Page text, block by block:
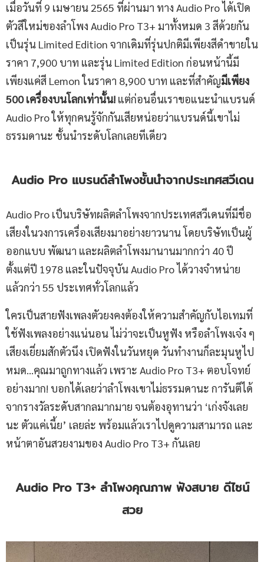
เมื่อวันที่ 9 เมษายน 2565 ที่ผ่านมา ทาง Audio Pro ได้เปิด
ตัวสีใหม่ของลำโพง Audio Pro T3+ มาทั้งหมด 3 สีด้วยกัน
เป็นรุ่น Limited Edition จากเดิมที่รุ่นปกติมีเพียงสีดำขายใน
ราคา 7,900 บาท และรุ่น Limited Edition ก่อนหน้านี้มี
เพียงแค่สี Lemon ในราคา 8,900 บาท และที่สำคัญมีเพียง
500 เครื่องบนโลกเท่านั้น! แต่ก่อนอื่นเราขอแนะนำแบรนด์
Audio Pro ให้ทุกคนรู้จักกันเสียหน่อยว่าแบรนด์นี้เขาไม่
ธรรมดานะ ชั้นนำระดับโลกเลยทีเดียว
Audio Pro แบรนด์ลำโพงชั้นนำจากประเทศสวีเดน
Audio Pro เป็นบริษัทผลิตลำโพงจากประเทศสวีเดนที่มีชื่อ
เสียงในวงการเครื่องเสียงมาอย่างยาวนาน​ โดยบริษัทเป็นผู้
ออกแบบ พัฒนา และผลิตลำโพงมานานมากกว่า 40 ปี
ตั้งแต่ปี 1978 และในปัจจุบัน Audio Pro ได้วางจำหน่าย
แล้วกว่า 55 ประเทศทั่วโลกแล้ว
ใครเป็นสายฟังเพลงตัวยงคงต้องให้ความสำคัญกับไอเทมที่
ใช้ฟังเพลงอย่างแน่นอน ไม่ว่าจะเป็นหูฟัง หรือลำโพงเจ๋ง ๆ
เสียงเยี่ยมสักตัวนึง เปิดฟังในวันหยุด วันทำงานก็ละมุนหูไป
หมด…คุณมาถูกทางแล้ว เพราะ Audio Pro T3+ ตอบโจทย์
อย่างมาก! บอกได้เลยว่าลำโพงเขาไม่ธรรมดานะ การันตีได้
จากรางวัลระดับสากลมากมาย จนต้องอุทานว่า ‘เก่งจังเลย
นะ ตัวแค่เนี้ย’ เลยล่ะ พร้อมแล้วเราไปดูความสามารถ และ
หน้าตาอันสวยงามของ Audio Pro T3+ กันเลย
Audio Pro T3+ ลำโพงคุณภาพ ฟังสบาย ดีไซน์
สวย